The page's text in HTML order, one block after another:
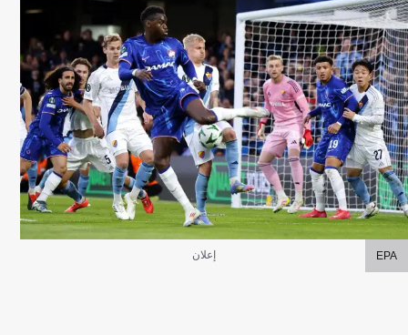
EPA إعلان